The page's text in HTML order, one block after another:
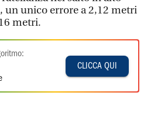
un unico errore a 2,12 metri
metri.
CLICCA QUI